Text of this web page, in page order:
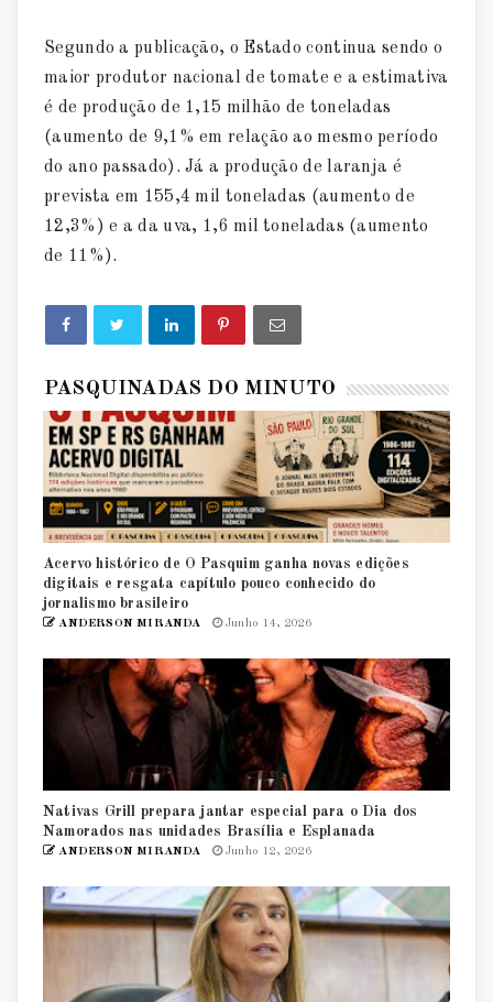
Segundo a publicação, o Estado continua sendo o
maior produtor nacional de tomate e a estimativa
é de produção de 1,15 milhão de toneladas
(aumento de 9,1% em relação ao mesmo período
do ano passado). Já a produção de laranja é
prevista em 155,4 mil toneladas (aumento de
12,3%) e a da uva, 1,6 mil toneladas (aumento
de 11%).
PASQUINADAS DO MINUTO
Acervo histórico de O Pasquim ganha novas edições
digitais e resgata capítulo pouco conhecido do
jornalismo brasileiro
ANDERSON MIRANDA Junho 14, 2026
Nativas Grill prepara jantar especial para o Dia dos
Namorados nas unidades Brasília e Esplanada
ANDERSON MIRANDA Junho 12, 2026